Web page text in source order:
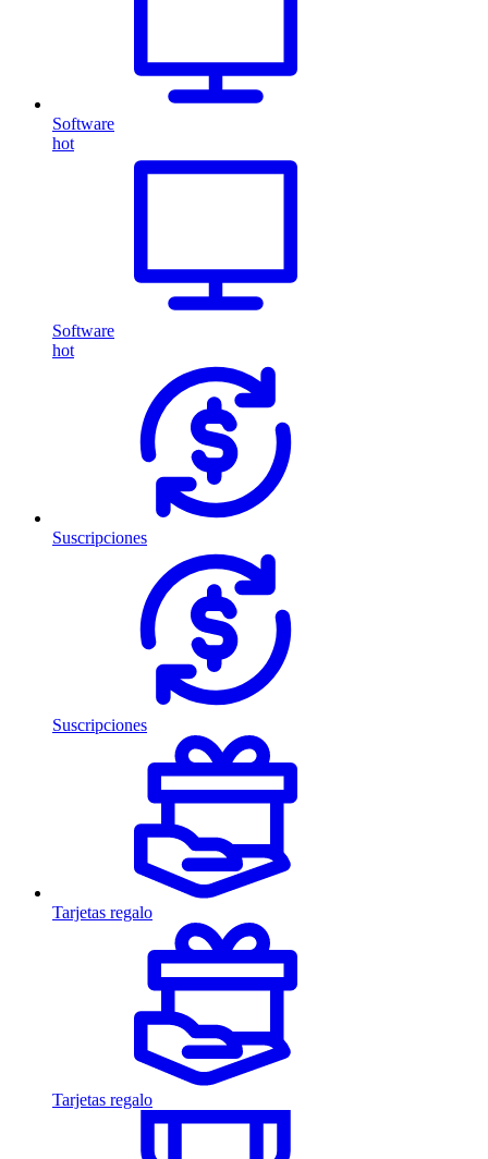
Software
hot
Software
hot
Suscripciones
Suscripciones
Tarjetas regalo
Tarjetas regalo